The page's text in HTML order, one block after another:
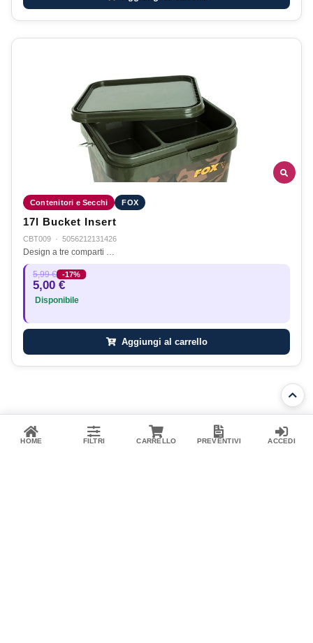
Contenitori e Secchi FOX
17l Bucket Insert
CBT009 · 5056212131426
Design a tre comparti …
5,99 € -17%
5,00 €
Disponibile
Aggiungi al carrello
HOME FILTRI CARRELLO PREVENTIVI ACCEDI